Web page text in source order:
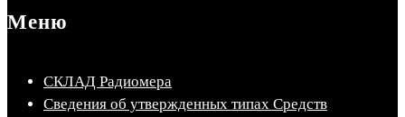
Меню
СКЛАД Радиомера
Сведения об утвержденных типах Средств